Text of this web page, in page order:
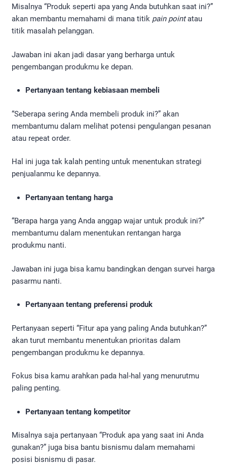
Misalnya “Produk seperti apa yang Anda butuhkan saat ini?”
akan membantu memahami di mana titik pain pointatau
titik masalah pelanggan.
Jawaban ini akan jadi dasar yang berharga untuk
pengembangan produkmu ke depan.
Pertanyaan tentang kebiasaan membeli
“Seberapa sering Anda membeli produk ini?” akan
membantumu dalam melihat potensi pengulangan pesanan
atau repeat order.
Hal ini juga tak kalah penting untuk menentukan strategi
penjualanmu ke depannya.
Pertanyaan tentang harga
“Berapa harga yang Anda anggap wajar untuk produk ini?”
membantumu dalam menentukan rentangan harga
produkmu nanti.
Jawaban ini juga bisa kamu bandingkan dengan survei harga
pasarmu nanti.
Pertanyaan tentang preferensi produk
Pertanyaan seperti “Fitur apa yang paling Anda butuhkan?”
akan turut membantu menentukan prioritas dalam
pengembangan produkmu ke depannya.
Fokus bisa kamu arahkan pada hal-hal yang menurutmu
paling penting.
Pertanyaan tentang kompetitor
Misalnya saja pertanyaan “Produk apa yang saat ini Anda
gunakan?” juga bisa bantu bisnismu dalam memahami
posisi bisnismu di pasar.